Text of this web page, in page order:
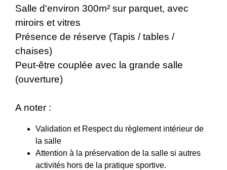
Salle d'environ 300m² sur parquet, avec
miroirs et vitres
Présence de réserve (Tapis / tables /
chaises)
Peut-être couplée avec la grande salle
(ouverture)
A noter :
Validation et Respect du règlement intérieur de
la salle
Attention à la préservation de la salle si autres
activités hors de la pratique sportive.